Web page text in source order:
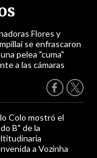
Flores y
se enfrascaron
pelea "cuma"
a las cámaras
Colo mostró el
B" de la
a Vozinha